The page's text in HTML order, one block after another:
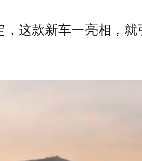
这款新车一亮相，